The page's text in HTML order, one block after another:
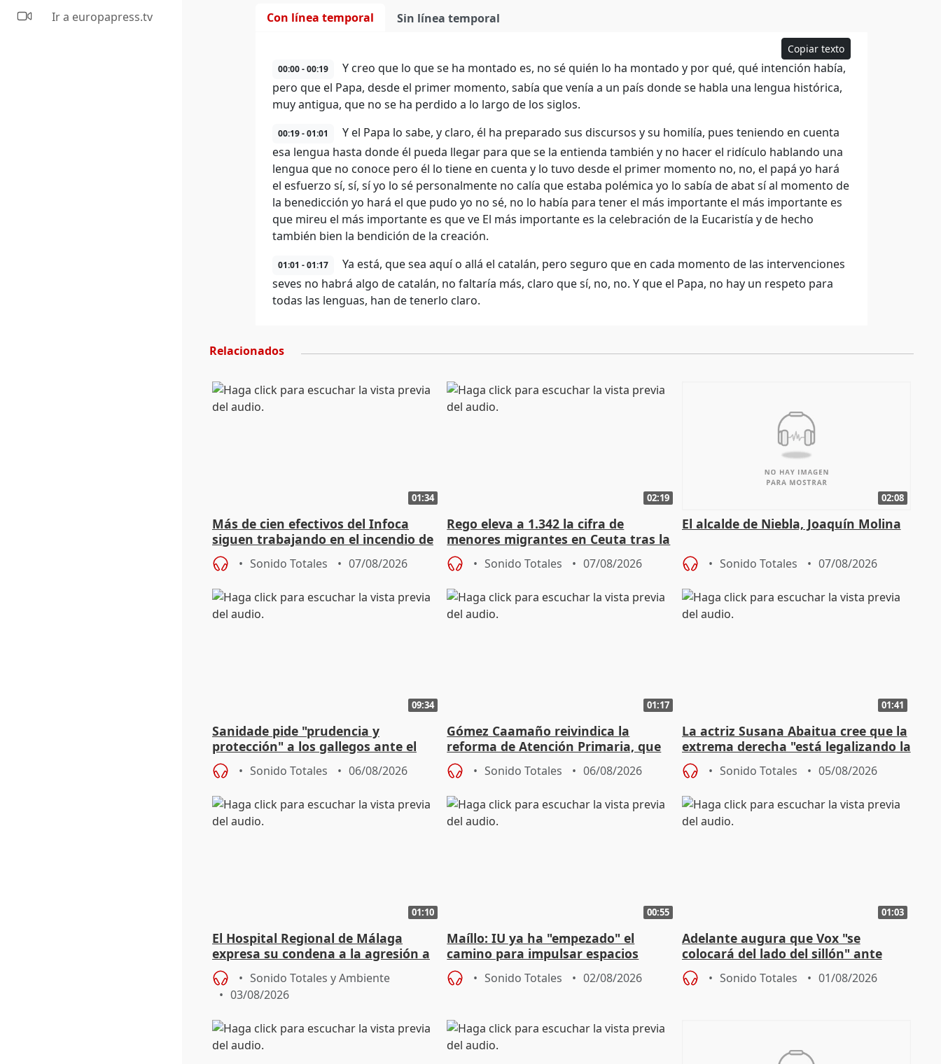
Ir a europapress.tv
Con línea temporal Sin línea temporal
Copiar texto
00:00 - 00:19
Y creo que lo que se ha montado es, no sé quién lo ha montado y por qué, qué intención había,
pero que el Papa, desde el primer momento, sabía que venía a un país donde se habla una lengua histórica,
muy antigua, que no se ha perdido a lo largo de los siglos.
00:19 - 01:01
Y el Papa lo sabe, y claro, él ha preparado sus discursos y su homilía, pues teniendo en cuenta
esa lengua hasta donde él pueda llegar para que se la entienda también y no hacer el ridículo hablando una
lengua que no conoce pero él lo tiene en cuenta y lo tuvo desde el primer momento no, no, el papá yo hará
el esfuerzo sí, sí, sí yo lo sé personalmente no calía que estaba polémica yo lo sabía de abat sí al momento de
la benedicción yo hará el que pudo yo no sé, no lo había para tener el más importante el más importante es
que mireu el más importante es que ve El más importante es la celebración de la Eucaristía y de hecho
también bien la bendición de la creación.
01:01 - 01:17
Ya está, que sea aquí o allá el catalán, pero seguro que en cada momento de las intervenciones
seves no habrá algo de catalán, no faltaría más, claro que sí, no, no. Y que el Papa, no hay un respeto para
todas las lenguas, han de tenerlo claro.
Relacionados
01:34
Más de cien efectivos del Infoca
siguen trabajando en el incendio de
Niebla (Huelva)
Sonido Totales 07/08/2026
02:19
Rego eleva a 1.342 la cifra de
menores migrantes en Ceuta tras la
entrada masiva
Sonido Totales 07/08/2026
02:08
El alcalde de Niebla, Joaquín Molina
Sonido Totales 07/08/2026
09:34
Sanidade pide "prudencia y
protección" a los gallegos ante el
eclipse del 12 de agosto
Sonido Totales 06/08/2026
01:17
Gómez Caamaño reivindica la
reforma de Atención Primaria, que
reforzará la autogestión
Sonido Totales 06/08/2026
01:41
La actriz Susana Abaitua cree que la
extrema derecha "está legalizando la
homofobia"
Sonido Totales 05/08/2026
01:10
El Hospital Regional de Málaga
expresa su condena a la agresión a
dos enfermeras de Urgencias
Sonido Totales y Ambiente
03/08/2026
00:55
Maíllo: IU ya ha "empezado" el
camino para impulsar espacios
unitarios para las municipales
Sonido Totales 02/08/2026
01:03
Adelante augura que Vox "se
colocará del lado del sillón" ante
iniciativas de la oposición
Sonido Totales 01/08/2026